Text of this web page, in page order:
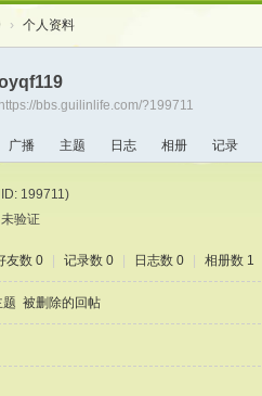
› 个人资料
https://bbs.guilinlife.com/?199711
广播 主题 日志 相册 记录
199711)
未验证
友数 0 记录数 0 日志数 0 相册数 1
题 被删除的回帖